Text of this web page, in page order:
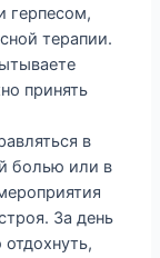
герпесом,
терапии.
принять
в
болью или в
За день